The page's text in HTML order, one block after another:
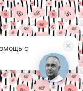
3
с